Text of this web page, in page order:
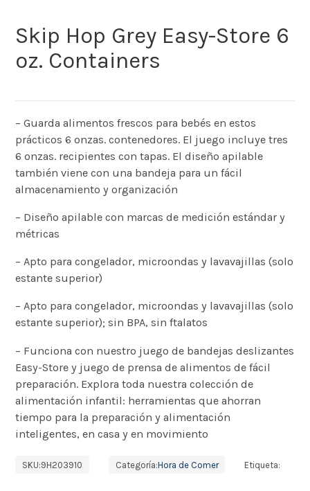
Skip Hop Grey Easy-Store 6
oz. Containers
– Guarda alimentos frescos para bebés en estos
prácticos 6 onzas. contenedores. El juego incluye tres
6 onzas. recipientes con tapas. El diseño apilable
también viene con una bandeja para un fácil
almacenamiento y organización
– Diseño apilable con marcas de medición estándar y
métricas
– Apto para congelador, microondas y lavavajillas (solo
estante superior)
– Apto para congelador, microondas y lavavajillas (solo
estante superior); sin BPA, sin ftalatos
– Funciona con nuestro juego de bandejas deslizantes
Easy-Store y juego de prensa de alimentos de fácil
preparación. Explora toda nuestra colección de
alimentación infantil: herramientas que ahorran
tiempo para la preparación y alimentación
inteligentes, en casa y en movimiento
SKU:9H203910 Categoría:Hora de Comer Etiqueta: